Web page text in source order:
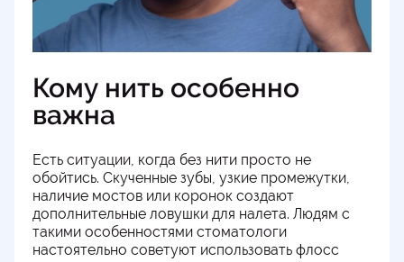
Кому нить особенно
важна
Есть ситуации, когда без нити просто не
обойтись. Скученные зубы, узкие промежутки,
наличие мостов или коронок создают
дополнительные ловушки для налета. Людям с
такими особенностями стоматологи
настоятельно советуют использовать флосс